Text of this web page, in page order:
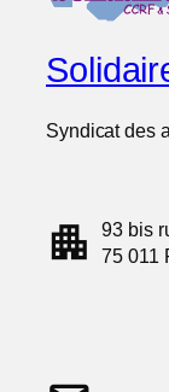
Syndicat des
apartment
93 bis
75 011